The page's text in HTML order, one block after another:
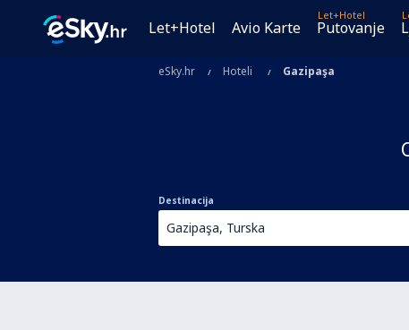
Let+Hotel Avio Karte
Let+Hotel
Putovanje
eSky.hr Hoteli Gazipaşa
Destinacija